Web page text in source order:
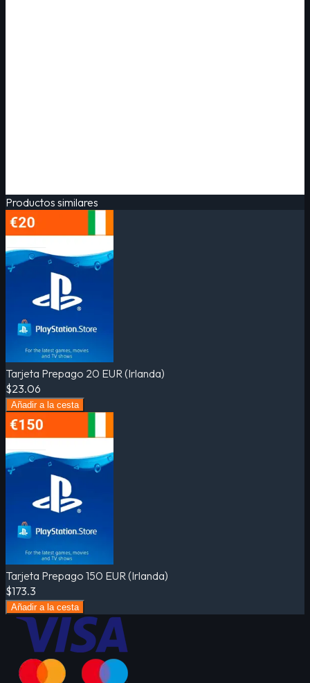
Productos similares
Tarjeta Prepago 20 EUR (Irlanda)
$23.06
Añadir a la cesta
Tarjeta Prepago 150 EUR (Irlanda)
$173.3
Añadir a la cesta